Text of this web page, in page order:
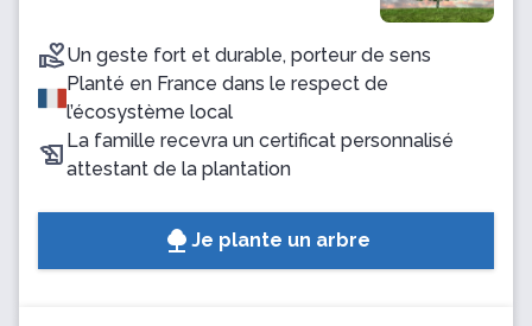
Un geste fort et durable, porteur de sens
Planté en France dans le respect de
l’écosystème local
La famille recevra un certificat personnalisé
attestant de la plantation
Je plante un arbre